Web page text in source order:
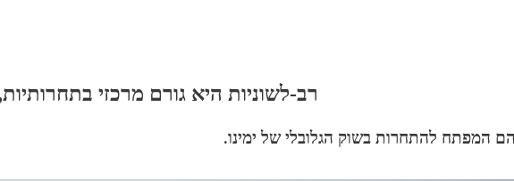
רב-לשוניות היא גורם מרכזי
המפתח להתחרות בשוק הגלובלי של ימינו.